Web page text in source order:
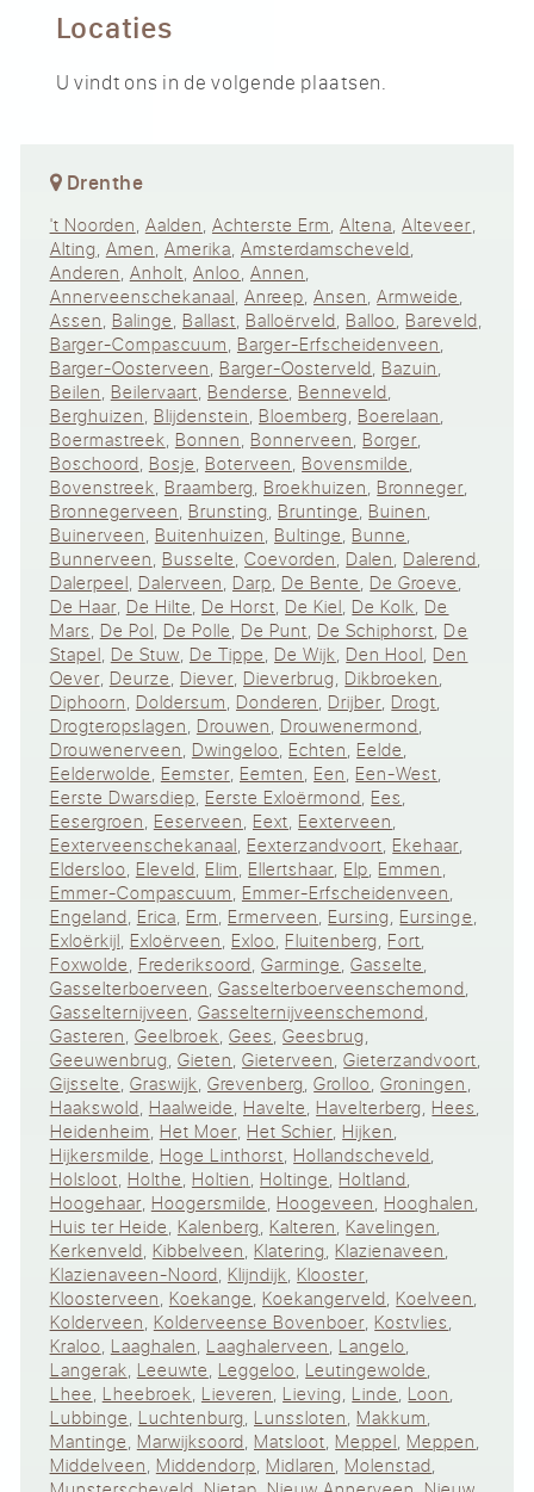
Locaties
U vindt ons in de volgende plaatsen.
Drenthe
't Noorden, Aalden, Achterste Erm,Altena,Alteveer,
Alting, Amen, Amerika,Amsterdamscheveld,
Anderen, Anholt, Anloo,Annen,
Annerveenschekanaal, Anreep,Ansen,Armweide,
Assen, Balinge, Ballast, Balloërveld, Balloo, Bareveld,
Barger-Compascuum, Barger-Erfscheidenveen,
Barger-Oosterveen, Barger-Oosterveld, Bazuin,
Beilen, Beilervaart, Benderse, Benneveld,
Berghuizen, Blijdenstein, Bloemberg, Boerelaan,
Boermastreek, Bonnen, Bonnerveen, Borger,
Boschoord, Bosje, Boterveen, Bovensmilde,
Bovenstreek, Braamberg, Broekhuizen, Bronneger,
Bronnegerveen, Brunsting, Bruntinge, Buinen,
Buinerveen, Buitenhuizen, Bultinge, Bunne,
Bunnerveen, Busselte, Coevorden, Dalen, Dalerend,
Dalerpeel, Dalerveen, Darp, De Bente, De Groeve,
De Haar, De Hilte, De Horst, De Kiel, De Kolk, De
Mars, De Pol, De Polle, De Punt, De Schiphorst, De
Stapel, De Stuw, De Tippe, De Wijk, Den Hool, Den
Oever, Deurze, Diever, Dieverbrug, Dikbroeken,
Diphoorn, Doldersum, Donderen, Drijber, Drogt,
Drogteropslagen, Drouwen, Drouwenermond,
Drouwenerveen, Dwingeloo, Echten, Eelde,
Eelderwolde, Eemster, Eemten, Een, Een-West,
Eerste Dwarsdiep, Eerste Exloërmond, Ees,
Eesergroen, Eeserveen, Eext, Eexterveen,
Eexterveenschekanaal, Eexterzandvoort, Ekehaar,
Eldersloo, Eleveld, Elim, Ellertshaar, Elp, Emmen ,
Emmer-Compascuum, Emmer-Erfscheidenveen,
Engeland, Erica, Erm, Ermerveen, Eursing, Eursinge,
Exloërkijl, Exloërveen, Exloo, Fluitenberg, Fort,
Foxwolde, Frederiksoord,Garminge,Gasselte,
Gasselterboerveen, Gasselterboerveenschemond,
Gasselternijveen, Gasselternijveenschemond,
Gasteren, Geelbroek, Gees,Geesbrug,
Geeuwenbrug, Gieten, Gieterveen,Gieterzandvoort,
Gijsselte, Graswijk, Grevenberg,Grolloo,Groningen ,
Haakswold, Haalweide, Havelte, Havelterberg, Hees,
Heidenheim, Het Moer, Het Schier, Hijken,
Hijkersmilde, Hoge Linthorst, Hollandscheveld,
Holsloot, Holthe, Holtien, Holtinge, Holtland,
Hoogehaar, Hoogersmilde, Hoogeveen, Hooghalen,
Huis ter Heide, Kalenberg,Kalteren,Kavelingen,
Kerkenveld, Kibbelveen,Klatering,Klazienaveen,
Klazienaveen-Noord, Klijndijk,Klooster,
Kloosterveen, Koekange,Koekangerveld,Koelveen,
Kolderveen, Kolderveense Bovenboer,Kostvlies,
Kraloo, Laaghalen, Laaghalerveen, Langelo,
Langerak, Leeuwte, Leggeloo, Leutingewolde,
Lhee, Lheebroek, Lieveren, Lieving, Linde, Loon,
Lubbinge, Luchtenburg, Lunssloten, Makkum,
Mantinge, Marwijksoord, Matsloot, Meppel, Meppen,
Middelveen, Middendorp, Midlaren, Molenstad,